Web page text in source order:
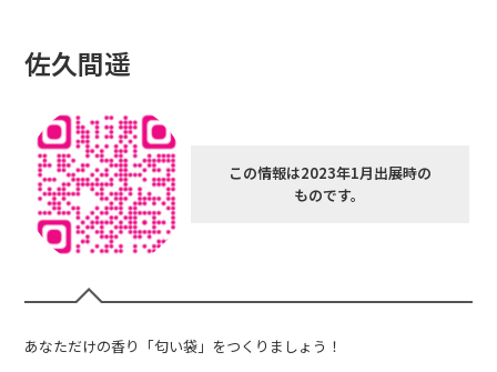
佐久間遥
この情報は2023年1月出展時の
ものです。
あなただけの香り「匂い袋」をつくりましょう！